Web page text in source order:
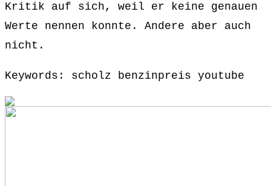
Kritik auf sich, weil er keine genauen
Werte nennen konnte. Andere aber auch
nicht.
Keywords: scholz benzinpreis youtube